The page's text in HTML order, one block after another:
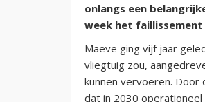
onlangs een
week het
Maeve ging vijf jaar
vliegtuig zou,
kunnen vervoeren.
dat in 2030 operationeel